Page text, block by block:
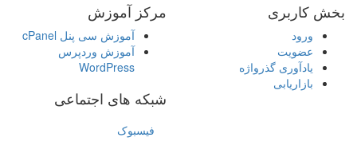
بخش کاربری
ورود
عضویت
یادآوری گذرواژه
بازاریابی
مرکز آموزش
آموزش سی پنل cPanel
آموزش وردپرس
WordPress
شبکه های اجتماعی
فیسبوک